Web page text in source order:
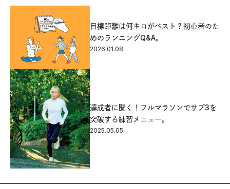
目標距離は何キロがベスト？初心者のた
めのランニングQ&A。
2026.01.08
達成者に聞く！フルマラソンでサブ3を
突破する練習メニュー。
2025.05.05